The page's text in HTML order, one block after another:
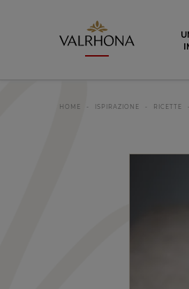
Valrhona -
HOME ISPIRAZIONE RICETTE